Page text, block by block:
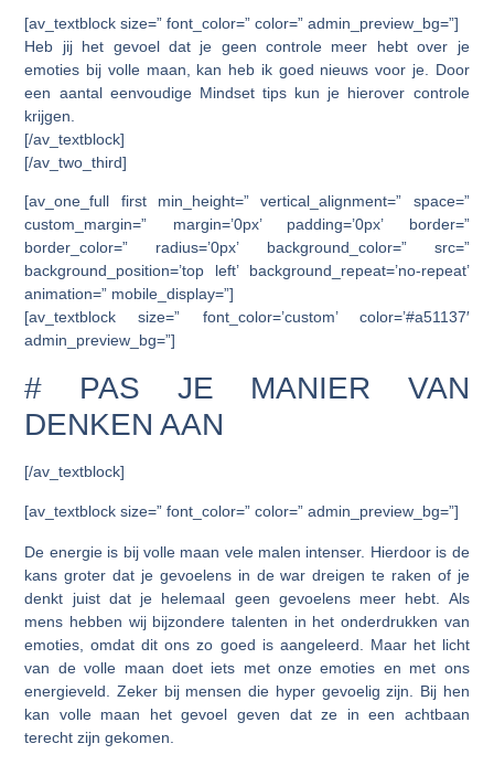
[av_textblock size=” font_color=” color=” admin_preview_bg=”]
Heb jij het gevoel dat je geen controle meer hebt over je
emoties bij volle maan, kan heb ik goed nieuws voor je. Door
een aantal eenvoudige Mindset tips kun je hierover controle
krijgen.
[/av_textblock]
[/av_two_third]
[av_one_full first min_height=” vertical_alignment=” space=”
custom_margin=” margin=’0px’ padding=’0px’ border=”
border_color=” radius=’0px’ background_color=” src=”
background_position=’top left’ background_repeat=’no-repeat’
animation=” mobile_display=”]
[av_textblock size=” font_color=’custom’ color=’#a51137′
admin_preview_bg=”]
# PAS JE MANIER VAN
DENKEN AAN
[/av_textblock]
[av_textblock size=” font_color=” color=” admin_preview_bg=”]
De energie is bij volle maan vele malen intenser. Hierdoor is de
kans groter dat je gevoelens in de war dreigen te raken of je
denkt juist dat je helemaal geen gevoelens meer hebt. Als
mens hebben wij bijzondere talenten in het onderdrukken van
emoties, omdat dit ons zo goed is aangeleerd. Maar het licht
van de volle maan doet iets met onze emoties en met ons
energieveld. Zeker bij mensen die hyper gevoelig zijn. Bij hen
kan volle maan het gevoel geven dat ze in een achtbaan
terecht zijn gekomen.